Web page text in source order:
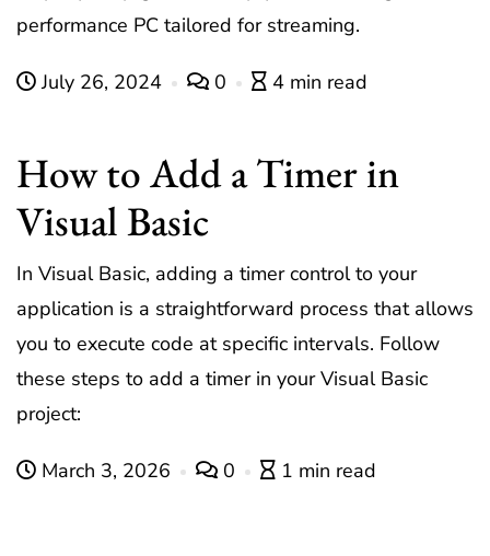
performance PC tailored for streaming.
July 26, 2024 0 4 min read
How to Add a Timer in
Visual Basic
In Visual Basic, adding a timer control to your
application is a straightforward process that allows
you to execute code at specific intervals. Follow
these steps to add a timer in your Visual Basic
project:
March 3, 2026 0 1 min read